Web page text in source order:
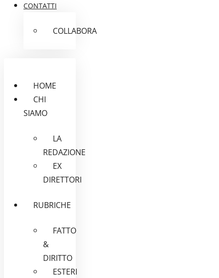
CONTATTI
COLLABORA
HOME
CHI
SIAMO
LA
REDAZIONE
EX
DIRETTORI
RUBRICHE
FATTO
&
DIRITTO
ESTERI